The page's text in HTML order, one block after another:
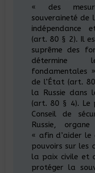
« des
souveraineté de
(art. 80 § 2). Il
suprême des
détermine
fondamentales
de l’État (art.
la Russie dans
(art. 80 § 4). Le
Conseil de
Russie,
« afin d’aider le
pouvoirs sur les
la paix civile et
protéger la